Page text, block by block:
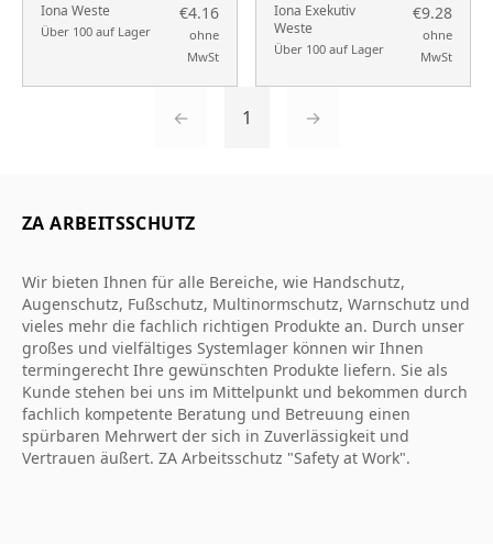
Iona Weste
Über 100 auf Lager
€4.16
ohne
MwSt
Iona Exekutiv
Weste
Über 100 auf Lager
€9.28
ohne
MwSt
← 1 →
ZA ARBEITSSCHUTZ
Wir bieten Ihnen für alle Bereiche, wie Handschutz,
Augenschutz, Fußschutz, Multinormschutz, Warnschutz und
vieles mehr die fachlich richtigen Produkte an. Durch unser
großes und vielfältiges Systemlager können wir Ihnen
termingerecht Ihre gewünschten Produkte liefern. Sie als
Kunde stehen bei uns im Mittelpunkt und bekommen durch
fachlich kompetente Beratung und Betreuung einen
spürbaren Mehrwert der sich in Zuverlässigkeit und
Vertrauen äußert. ZA Arbeitsschutz "Safety at Work".